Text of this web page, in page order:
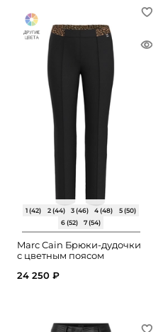
1 (42) 2 (44) 3 (46) 4 (48)
5 (50)
6 (52)
7 (54)
Marc Cain Брюки-дудочки
с цветным поясом
24 250 ₽